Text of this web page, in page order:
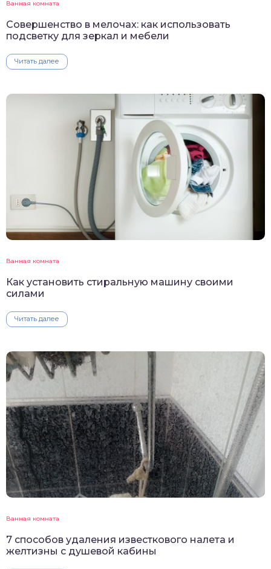
Ванная комната
Совершенство в мелочах: как использовать
подсветку для зеркал и мебели
Читать далее
Ванная комната
Как установить стиральную машину своими
силами
Читать далее
Ванная комната
7 способов удаления известкового налета и
желтизны с душевой кабины